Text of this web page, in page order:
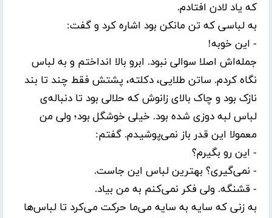
که یاد لادن افتادم.
به لباسی که تن مانکن بود اشاره کرد و گفت:
- این خوبه!
جمله‌اش اصلا سوالی نبود. ابرو بالا انداختم و به لباس
نگاه کردم. ساتن طلایی، دکلته، پشتش فقط چند تا بند
نازک بود و چاک بالای زانوش که حلالی بود تا دنباله‌ی
لباس لبه دوزی شده بود. خیلی خوشگل بود؛ ولى من
معمولا این قدر باز نمی‌پوشیدم. گفتم:
- این رو بگیرم؟
- نمی‌گیری؟ بهترین لباس این جاست.
- قشنگه. ولی فکر نمی‌کنم به من بیاد.
به زنی که سایه به سایه می‌ما حرکت می‌کرد تا لباس‌ها